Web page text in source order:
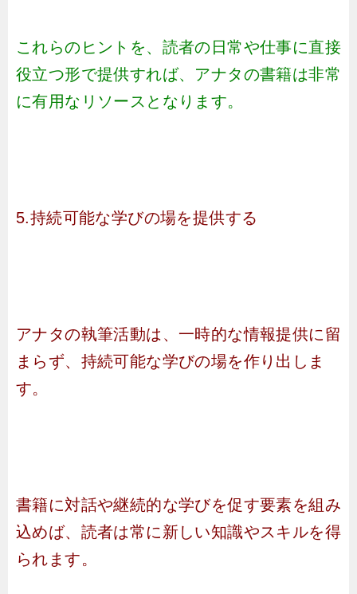
これらのヒントを、読者の日常や仕事に直接
役立つ形で提供すれば、アナタの書籍は非常
に有用なリソースとなります。
5.持続可能な学びの場を提供する
アナタの執筆活動は、一時的な情報提供に留
まらず、持続可能な学びの場を作り出しま
す。
書籍に対話や継続的な学びを促す要素を組み
込めば、読者は常に新しい知識やスキルを得
られます。